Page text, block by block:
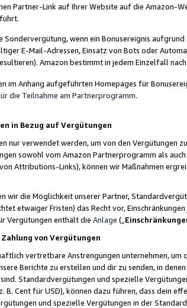
Partner-Link auf Ihrer Website auf die Amazon-
Sondervergütung, wenn ein Bonusereignis
E-Mail-Adressen, Einsatz von Bots oder
Amazon bestimmt in jedem Einzelfall
im Anhang aufgeführten Homepages für
die Teilnahme am Partnerprogramm.
in Bezug auf Vergütungen
nur verwendet werden, um von den Vergütungen
sowohl vom Amazon Partnerprogramm als
Attributions-Links), können wir Maßnahmen
wir die Möglichkeit unserer Partner,
etwaiger Fristen) das Recht vor,
Vergütungen enthält die Anlage („
von Vergütungen
vertretbare Anstrengungen unternehmen,
Berichte zu erstellen und dir zu senden, in
Standardvergütungen und spezielle
B. Cent für USD), können dazu führen, dass dein
und spezielle Vergütungen in der